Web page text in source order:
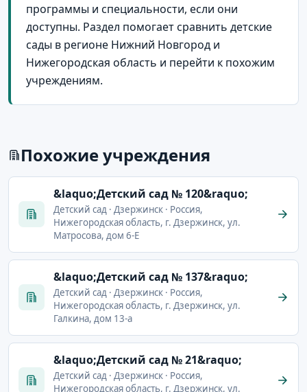
программы и специальности, если они
доступны. Раздел помогает сравнить детские
сады в регионе Нижний Новгород и
Нижегородская область и перейти к похожим
учреждениям.
Похожие учреждения
&laquo;Детский сад № 120&raquo;
Детский сад · Дзержинск · Россия,
Нижегородская область, г. Дзержинск, ул.
Матросова, дом 6-Е
&laquo;Детский сад № 137&raquo;
Детский сад · Дзержинск · Россия,
Нижегородская область, г. Дзержинск, ул.
Галкина, дом 13-а
&laquo;Детский сад № 21&raquo;
Детский сад · Дзержинск · Россия,
Нижегородская область, г. Дзержинск, ул.